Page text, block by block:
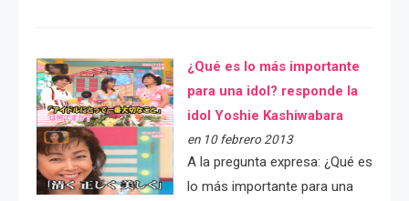
¿Qué es lo más importante
para una idol? responde la
idol Yoshie Kashiwabara
en 10 febrero 2013
A la pregunta expresa: ¿Qué es
lo más importante para una